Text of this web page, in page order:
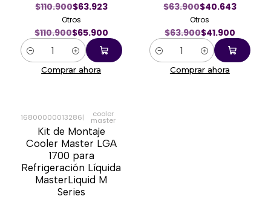
$110.900$63.923
Otros
$110.900$65.900
Cantidad
Comprar ahora
$63.900$40.643
Otros
$63.900$41.900
Cantidad
Comprar ahora
-57%
16800000013286| cooler
master
Kit de Montaje
Cooler Master LGA
1700 para
Refrigeración Líquida
MasterLiquid M
Series